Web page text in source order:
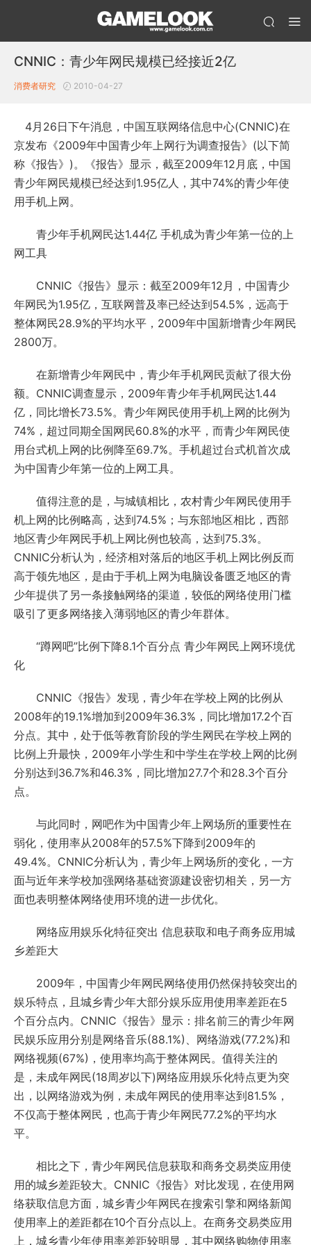
CNNIC：青少年网民规模已经接近2亿
消费者研究 2010-04-27
4月26日下午消息，中国互联网络信息中心(CNNIC)在
京发布《2009年中国青少年上网行为调查报告》(以下简
称《报告》)。《报告》显示，截至2009年12月底，中国
青少年网民规模已经达到1.95亿人，其中74%的青少年使
用手机上网。
青少年手机网民达1.44亿 手机成为青少年第一位的上
网工具
CNNIC《报告》显示：截至2009年12月，中国青少
年网民为1.95亿，互联网普及率已经达到54.5%，远高于
整体网民28.9%的平均水平，2009年中国新增青少年网民
2800万。
在新增青少年网民中，青少年手机网民贡献了很大份
额。CNNIC调查显示，2009年青少年手机网民达1.44
亿，同比增长73.5%。青少年网民使用手机上网的比例为
74%，超过同期全国网民60.8%的水平，而青少年网民使
用台式机上网的比例降至69.7%。手机超过台式机首次成
为中国青少年第一位的上网工具。
值得注意的是，与城镇相比，农村青少年网民使用手
机上网的比例略高，达到74.5%；与东部地区相比，西部
地区青少年网民手机上网比例也较高，达到75.3%。
CNNIC分析认为，经济相对落后的地区手机上网比例反而
高于领先地区，是由于手机上网为电脑设备匮乏地区的青
少年提供了另一条接触网络的渠道，较低的网络使用门槛
吸引了更多网络接入薄弱地区的青少年群体。
“蹲网吧”比例下降8.1个百分点 青少年网民上网环境优
化
CNNIC《报告》发现，青少年在学校上网的比例从
2008年的19.1%增加到2009年36.3%，同比增加17.2个百
分点。其中，处于低等教育阶段的学生网民在学校上网的
比例上升最快，2009年小学生和中学生在学校上网的比例
分别达到36.7%和46.3%，同比增加27.7个和28.3个百分
点。
与此同时，网吧作为中国青少年上网场所的重要性在
弱化，使用率从2008年的57.5%下降到2009年的
49.4%。CNNIC分析认为，青少年上网场所的变化，一方
面与近年来学校加强网络基础资源建设密切相关，另一方
面也表明整体网络使用环境的进一步优化。
网络应用娱乐化特征突出 信息获取和电子商务应用城
乡差距大
2009年，中国青少年网民网络使用仍然保持较突出的
娱乐特点，且城乡青少年大部分娱乐应用使用率差距在5
个百分点内。CNNIC《报告》显示：排名前三的青少年网
民娱乐应用分别是网络音乐(88.1%)、网络游戏(77.2%)和
网络视频(67%)，使用率均高于整体网民。值得关注的
是，未成年网民(18周岁以下)网络应用娱乐化特点更为突
出，以网络游戏为例，未成年网民的使用率达到81.5%，
不仅高于整体网民，也高于青少年网民77.2%的平均水
平。
相比之下，青少年网民信息获取和商务交易类应用使
用的城乡差距较大。CNNIC《报告》对比发现，在使用网
络获取信息方面，城乡青少年网民在搜索引擎和网络新闻
使用率上的差距都在10个百分点以上。在商务交易类应用
上，城乡青少年使用率差距较明显，其中网络购物使用率